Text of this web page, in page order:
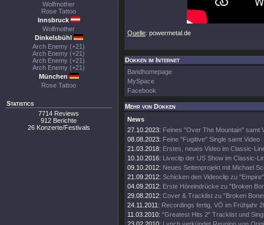
Wolfmother
Rose Tattoo
Innsbruck
Wolfmother
Dinkelsbühl
Arch Enemy (+21)
Arch Enemy (+21)
Arch Enemy (+21)
Arch Enemy (+21)
München
Rose Tattoo
Statistics
7714 Reviews
912 Berichte
26 Konzerte/Festivals
Quelle: powermetal.de
Dokken im Internet
Bandhomepage
MySpace
Facebook
Mehr von Dokken
News
27.10.2023: Feines "Over The Mountain" samt
08.08.2023: Feine "Fugitive" Single samt Video
21.03.2018: Erstes, neues Video im Classic-
10.10.2016: Liveclip der US Show im Classic-
09.10.2012: Neues Seitenprojekt mit Michael
21.09.2012: Schicken den Videoclip zu
04.09.2012: Erste Höreindrücke zu "Broken
29.08.2012: Cover & Tracklist zu "Broken
24.11.2011: Recordings fertig, VÖ im Frühjahr
11.03.2010: "Greatest Hits 2" Tracklist und